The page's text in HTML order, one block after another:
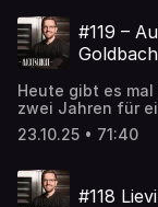
backt, steht für
Panettone-Bake
#119 –
Goldbach
Heute gibt es
zwei Jahren für
gearbeitet und
Freundschaft, die
und backt
Und ganz
23.10.25 • 71:40
#118